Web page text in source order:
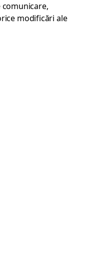
modificări ale